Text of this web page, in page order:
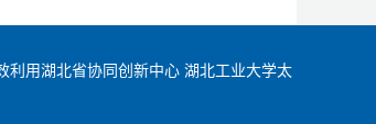
利用湖北省协同创新中心 湖北工业大学太